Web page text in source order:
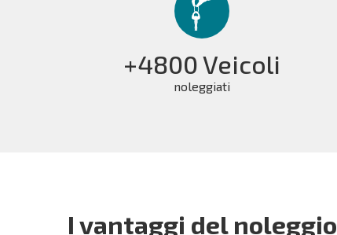
+4800 Veicoli
noleggiati
I vantaggi del noleggio